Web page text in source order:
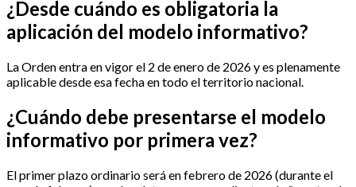
¿Desde cuándo es obligatoria la
aplicación del modelo informativo?
La Orden entra en vigor el 2 de enero de 2026 y es plenamente
aplicable desde esa fecha en todo el territorio nacional.
¿Cuándo debe presentarse el modelo
informativo por primera vez?
El primer plazo ordinario será en febrero de 2026 (durante el